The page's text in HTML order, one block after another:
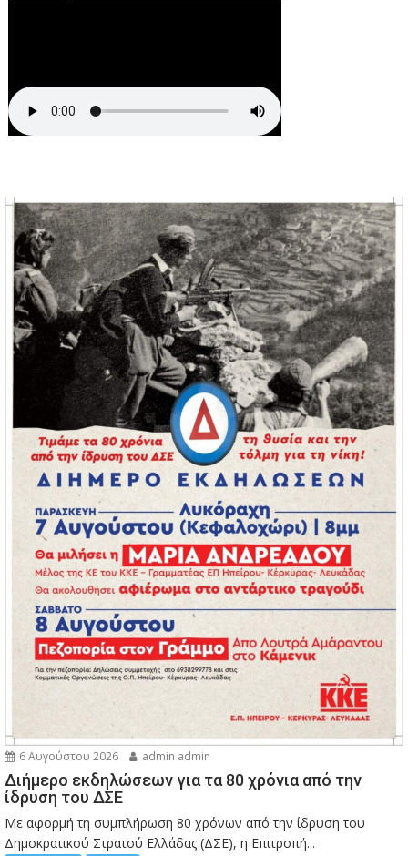
6 Αυγούστου 2026 admin admin
Διήμερο εκδηλώσεων για τα 80 χρόνια από την
ίδρυση του ΔΣΕ
Με αφορμή τη συμπλήρωση 80 χρόνων από την ίδρυση του
Δημοκρατικού Στρατού Ελλάδας (ΔΣΕ), η Επιτροπή...